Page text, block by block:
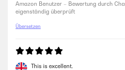
Amazon Benutzer – Bewertung durch
eigenständig überprüft
Übersetzen
This is excellent.